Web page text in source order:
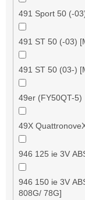
491 Sport 50 (-
491 ST 50 (-03)
491 ST 50 (03-)
49er (FY50QT-5)
49X
946 125 ie 3V
946 150 ie 3V
808G/ 78G]